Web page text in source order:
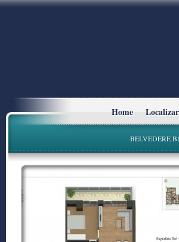
Home
BELVEDERE
* Planurile si suprafetele sunt cu titlu